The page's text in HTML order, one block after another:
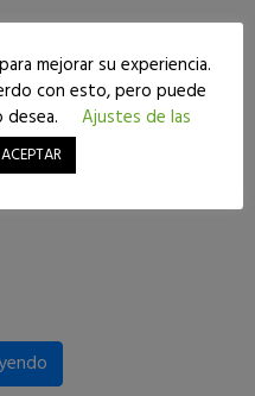
mejorar su experiencia.
con esto, pero puede
Ajustes de las
ACEPTAR